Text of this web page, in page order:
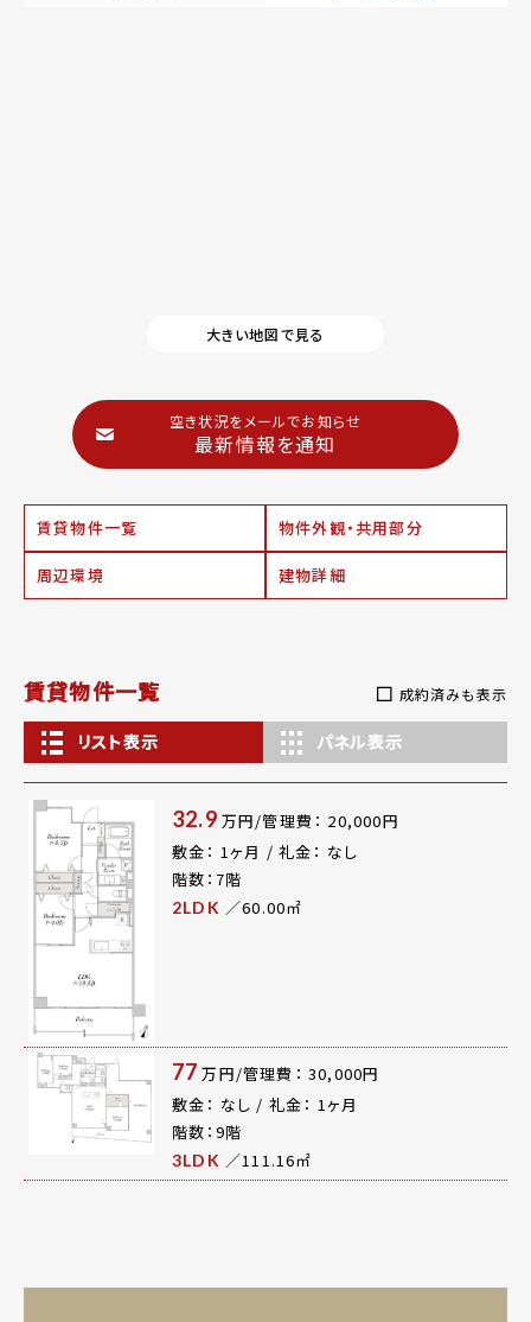
大きい地図で見る
空き状況をメールでお知らせ
最新情報を通知
賃貸物件一覧 物件外観・共用部分
周辺環境 建物詳細
賃貸物件一覧 成約済みも表示
リスト表示 パネル表示
32.9 万円/管理費： 20,000円
敷金： 1ヶ月 / 礼金： なし
階数：7階
2LDK ／60.00㎡
77 万円/管理費： 30,000円
敷金： なし / 礼金： 1ヶ月
階数：9階
3LDK ／111.16㎡